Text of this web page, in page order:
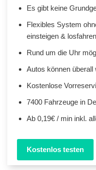
Es gibt keine
Flexibles System
einsteigen & losfahren
Rund um die Uhr
Autos können überall
Kostenlose
7400 Fahrzeuge in
Ab 0,19€ / min inkl.
Kostenlos testen